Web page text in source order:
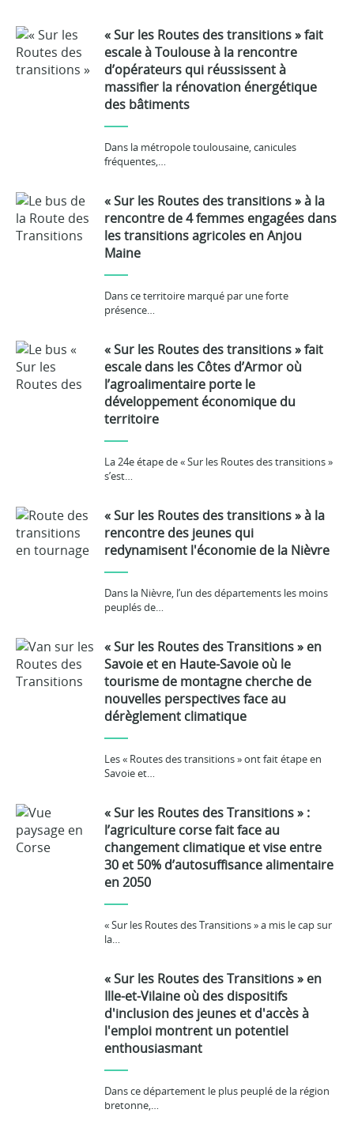
« Sur les Routes des transitions » fait
escale à Toulouse à la rencontre
d’opérateurs qui réussissent à
massifier la rénovation énergétique
des bâtiments
Dans la métropole toulousaine, canicules
fréquentes,…
« Sur les Routes des transitions » à la
rencontre de 4 femmes engagées dans
les transitions agricoles en Anjou
Maine
Dans ce territoire marqué par une forte
présence…
« Sur les Routes des transitions » fait
escale dans les Côtes d’Armor où
l’agroalimentaire porte le
développement économique du
territoire
La 24e étape de « Sur les Routes des transitions »
s’est…
« Sur les Routes des transitions » à la
rencontre des jeunes qui
redynamisent l'économie de la Nièvre
Dans la Nièvre, l’un des départements les moins
peuplés de…
« Sur les Routes des Transitions » en
Savoie et en Haute-Savoie où le
tourisme de montagne cherche de
nouvelles perspectives face au
dérèglement climatique
Les « Routes des transitions » ont fait étape en
Savoie et…
« Sur les Routes des Transitions » :
l’agriculture corse fait face au
changement climatique et vise entre
30 et 50% d’autosuffisance alimentaire
en 2050
« Sur les Routes des Transitions » a mis le cap sur
la…
« Sur les Routes des Transitions » en
Ille-et-Vilaine où des dispositifs
d'inclusion des jeunes et d'accès à
l'emploi montrent un potentiel
enthousiasmant
Dans ce département le plus peuplé de la région
bretonne,…